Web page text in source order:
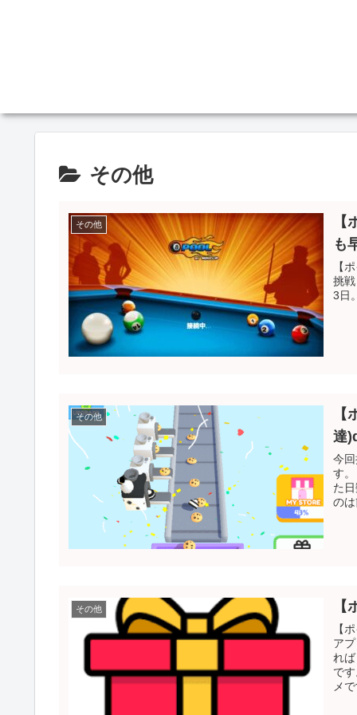
その他
その他
も
【
挑
3日
その他
達
今
す
た
の
その他
【
ア
れ
で
メ